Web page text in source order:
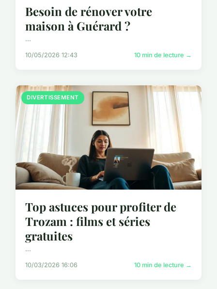
Besoin de rénover votre
maison à Guérard ?
...
10/05/2026 12:43 10 min de lecture →
DIVERTISSEMENT
Top astuces pour profiter de
Trozam : films et séries
gratuites
...
10/03/2026 16:06 10 min de lecture →